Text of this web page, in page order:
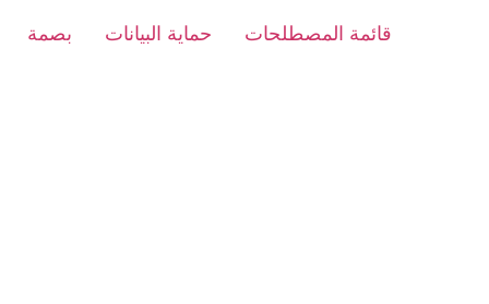
بصمة حماية البيانات قائمة المصطلحات